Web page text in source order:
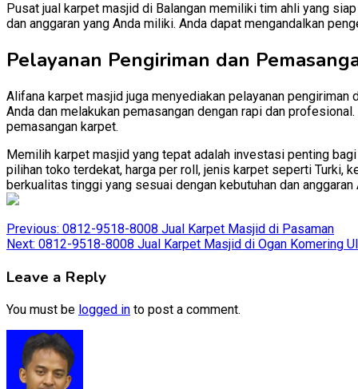
Pusat jual karpet masjid di Balangan memiliki tim ahli yang
dan anggaran yang Anda miliki. Anda dapat mengandalkan
Pelayanan Pengiriman dan
Alifana karpet masjid juga menyediakan pelayanan pengiriman
Anda dan melakukan pemasangan dengan rapi dan
pemasangan karpet.
Memilih karpet masjid yang tepat adalah investasi penting
pilihan toko terdekat, harga per roll, jenis karpet seperti Turki,
berkualitas tinggi yang sesuai dengan kebutuhan dan
Post
navigation
Previous: 0812-9518-8008 Jual Karpet Masjid di Pasaman
Next: 0812-9518-8008 Jual Karpet Masjid di Ogan Komering
Leave a Reply
You must be logged in to post a comment.